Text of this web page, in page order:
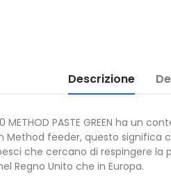
Descrizione
METHOD PASTE GREEN ha
feeder, questo
che cercano di respingere
Regno Unito che in Europa.